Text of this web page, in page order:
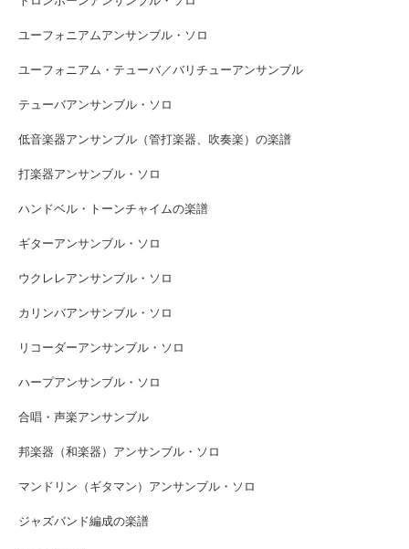
ユーフォニアムアンサンブル・ソロ
ユーフォニアム・テューバ／バリチューアンサンブル
テューバアンサンブル・ソロ
低音楽器アンサンブル（管打楽器、吹奏楽）の楽譜
打楽器アンサンブル・ソロ
ハンドベル・トーンチャイムの楽譜
ギターアンサンブル・ソロ
ウクレレアンサンブル・ソロ
カリンバアンサンブル・ソロ
リコーダーアンサンブル・ソロ
ハープアンサンブル・ソロ
合唱・声楽アンサンブル
邦楽器（和楽器）アンサンブル・ソロ
マンドリン（ギタマン）アンサンブル・ソロ
ジャズバンド編成の楽譜